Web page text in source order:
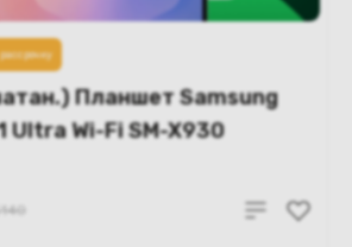
Планшет Samsung
Ultra Wi-Fi SM-X930
рассрочку